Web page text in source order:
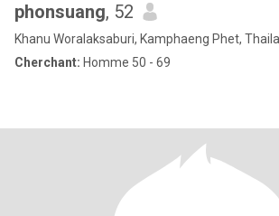
phonsuang, 52
Khanu Woralaksaburi, Kamphaeng Phet,
Cherchant: Homme 50 - 69